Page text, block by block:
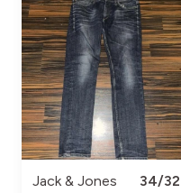
Jack & Jones
34/32